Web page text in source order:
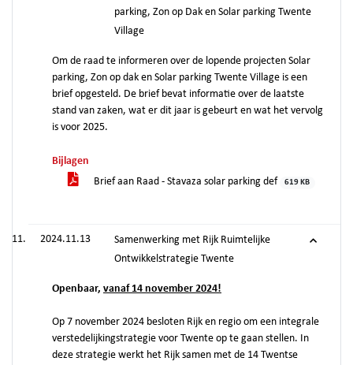
parking, Zon op Dak en Solar parking Twente
Village
Om de raad te informeren over de lopende projecten Solar
parking, Zon op dak en Solar parking Twente Village is een
brief opgesteld. De brief bevat informatie over de laatste
stand van zaken, wat er dit jaar is gebeurt en wat het vervolg
is voor 2025.
Bijlagen
Brief aan Raad - Stavaza solar parking def
619 KB
2024.11.13
Samenwerking met Rijk Ruimtelijke
Ontwikkelstrategie Twente
Openbaar, vanaf 14 november 2024!
Op 7 november 2024 besloten Rijk en regio om een integrale
verstedelijkingstrategie voor Twente op te gaan stellen. In
deze strategie werkt het Rijk samen met de 14 Twentse